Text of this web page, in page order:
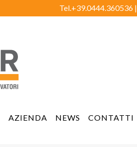
Tel.+39.0444.360536 |
AZIENDA NEWS CONTATTI